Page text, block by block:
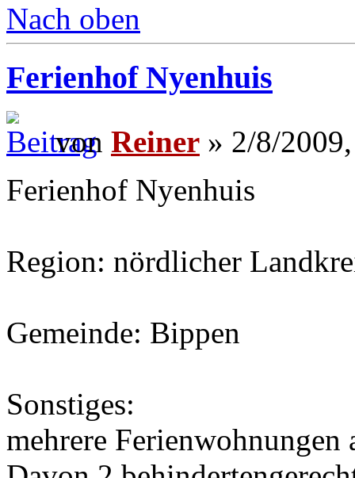
Nach oben
Ferienhof Nyenhuis
von Reiner » 2/8/
Ferienhof Nyenhuis
Region: nördlicher
Gemeinde: Bippen
Sonstiges:
mehrere